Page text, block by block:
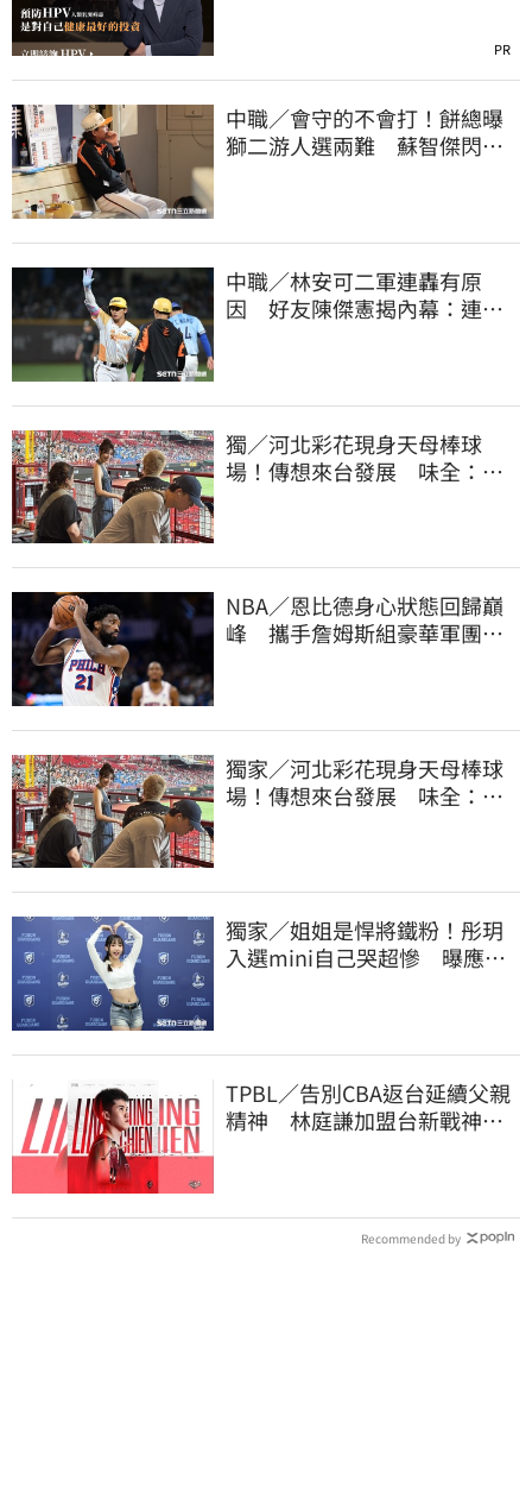
PR
中職／會守的不會打！餅總曝
獅二游人選兩難 蘇智傑閃到
中職／林安可二軍連轟有原
因 好友陳傑憲揭內幕：連天
獨／河北彩花現身天母棒球
場！傳想來台發展 味全：歡
NBA／恩比德身心狀態回歸巔
峰 攜手詹姆斯組豪華軍團！
獨家／河北彩花現身天母棒球
場！傳想來台發展 味全：歡
獨家／姐姐是悍將鐵粉！彤玥
入選mini自己哭超慘 曝應援
TPBL／告別CBA返台延續父親
精神 林庭謙加盟台新戰神！
Recommended by